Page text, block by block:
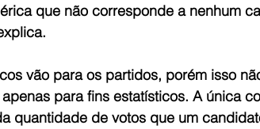
que não corresponde a nenhum
vão para os partidos, porém isso
para fins estatísticos. A única
quantidade de votos que um